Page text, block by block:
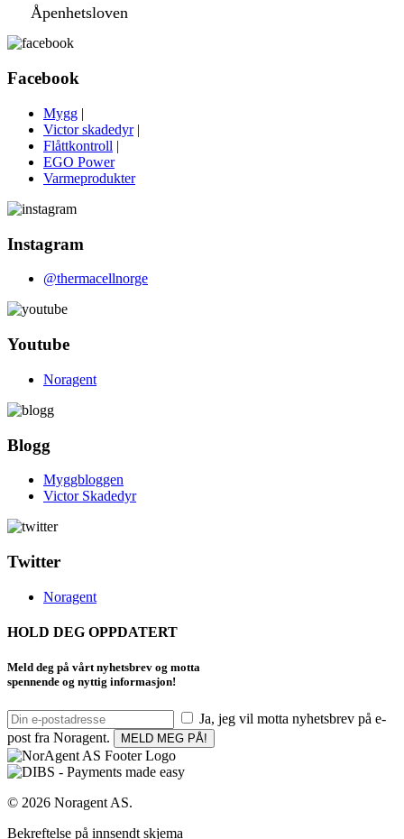
Åpenhetsloven
Facebook
Mygg |
Victor skadedyr |
Flåttkontroll |
EGO Power
Varmeprodukter
Instagram
@thermacellnorge
Youtube
Noragent
Blogg
Myggbloggen
Victor Skadedyr
Twitter
Noragent
HOLD DEG OPPDATERT
Meld deg på vårt nyhetsbrev og motta
spennende og nyttig informasjon!
Ja, jeg vil motta nyhetsbrev på e-
post fra Noragent.
© 2026 Noragent AS.
Bekreftelse på innsendt skjema